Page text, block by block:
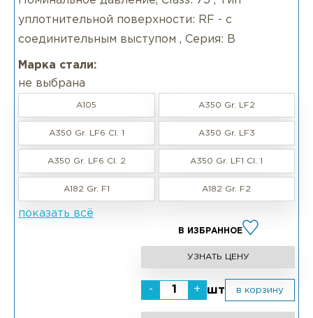
уплотнительной поверхности: RF - с
соединительным выступом , Серия: B
Марка стали:
не выбрана
A105 A350 Gr. LF2
A350 Gr. LF6 CI. 1 A350 Gr. LF3
A350 Gr. LF6 Cl. 2 A350 Gr. LF1 Cl. 1
A182 Gr. F1 A182 Gr. F2
показать всё
В ИЗБРАННОЕ
УЗНАТЬ ЦЕНУ
- + шт в корзину